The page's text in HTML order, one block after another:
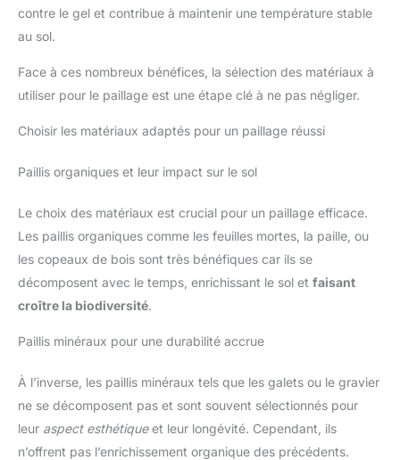
contre le gel et contribue à maintenir une température stable
au sol.
Face à ces nombreux bénéfices, la sélection des matériaux à
utiliser pour le paillage est une étape clé à ne pas négliger.
Choisir les matériaux adaptés pour un paillage réussi
Paillis organiques et leur impact sur le sol
Le choix des matériaux est crucial pour un paillage efficace.
Les paillis organiques comme les feuilles mortes, la paille, ou
les copeaux de bois sont très bénéfiques car ils se
décomposent avec le temps, enrichissant le sol et faisant
croître la biodiversité.
Paillis minéraux pour une durabilité accrue
À l’inverse, les paillis minéraux tels que les galets ou le gravier
ne se décomposent pas et sont souvent sélectionnés pour
leur aspect esthétiqueet leur longévité. Cependant, ils
n’offrent pas l’enrichissement organique des précédents.